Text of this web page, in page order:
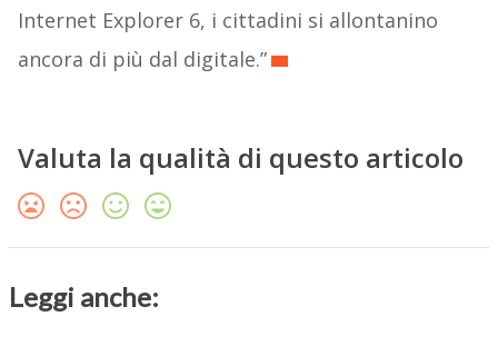
Internet Explorer 6, i cittadini si allontanino
ancora di più dal digitale.”
Valuta la qualità di questo articolo
Leggi anche: